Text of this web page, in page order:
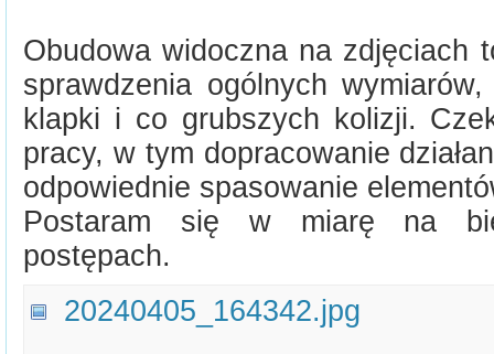
Obudowa widoczna na zdjęciach
sprawdzenia ogólnych wymiarów,
klapki i co grubszych kolizji.
pracy, w tym dopracowanie
odpowiednie spasowanie
Postaram się w miarę na
postępach.
20240405_164342.jpg